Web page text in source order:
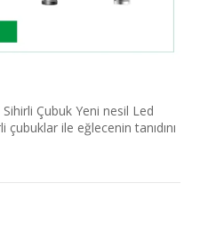
Çubuk Yeni nesil Led
ile eğlecenin tanıdını